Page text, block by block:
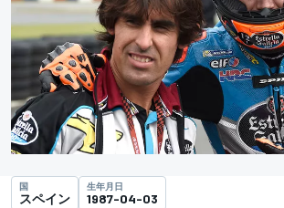
国
スペイン
生年月日
1987-04-03